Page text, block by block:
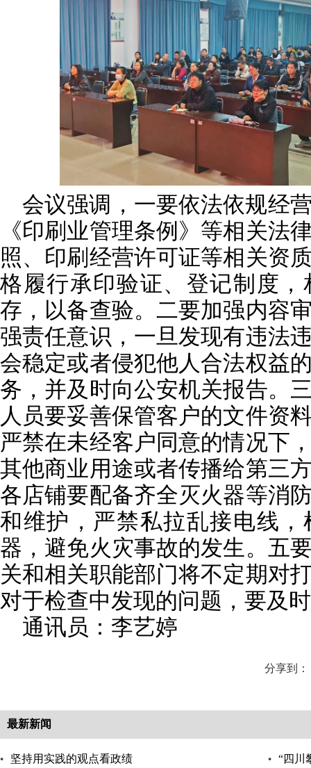
会议强调，一要依法依规经
《印刷业管理条例》等相关法
照、印刷经营许可证等相关资
格履行承印验证、登记制度
存，以备查验。二要加强内容
强责任意识，一旦发现有违法
会稳定或者侵犯他人合法权益
务，并及时向公安机关报告。
人员要妥善保管客户的文件资
严禁在未经客户同意的情况下
其他商业用途或者传播给第三
各店铺要配备齐全灭火器等消
和维护，严禁私拉乱接电线
器，避免火灾事故的发生。五
关和相关职能部门将不定期对
对于检查中发现的问题，要及
通讯员：李艺婷
分享到：
最新新闻
坚持用实践的观点看政绩
“四川